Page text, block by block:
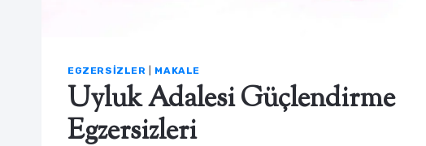
EGZERSIZLER MAKALE
Uyluk Adalesi Güçlendirme
Egzersizleri